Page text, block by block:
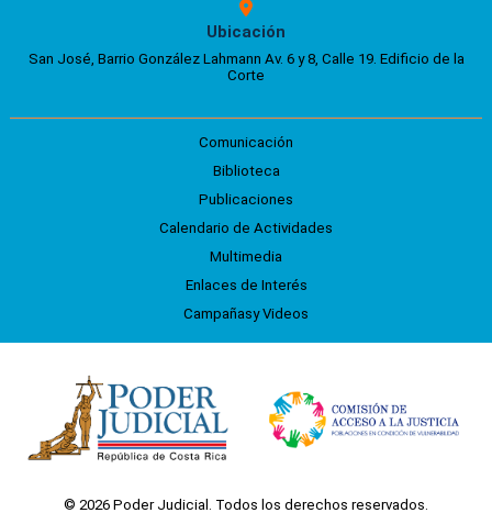
Ubicación
San José, Barrio González Lahmann Av. 6 y 8, Calle 19. Edificio de la
Corte
Comunicación
Biblioteca
Publicaciones
Calendario de Actividades
Multimedia
Enlaces de Interés
Campañasy Videos
© 2026 Poder Judicial. Todos los derechos reservados.